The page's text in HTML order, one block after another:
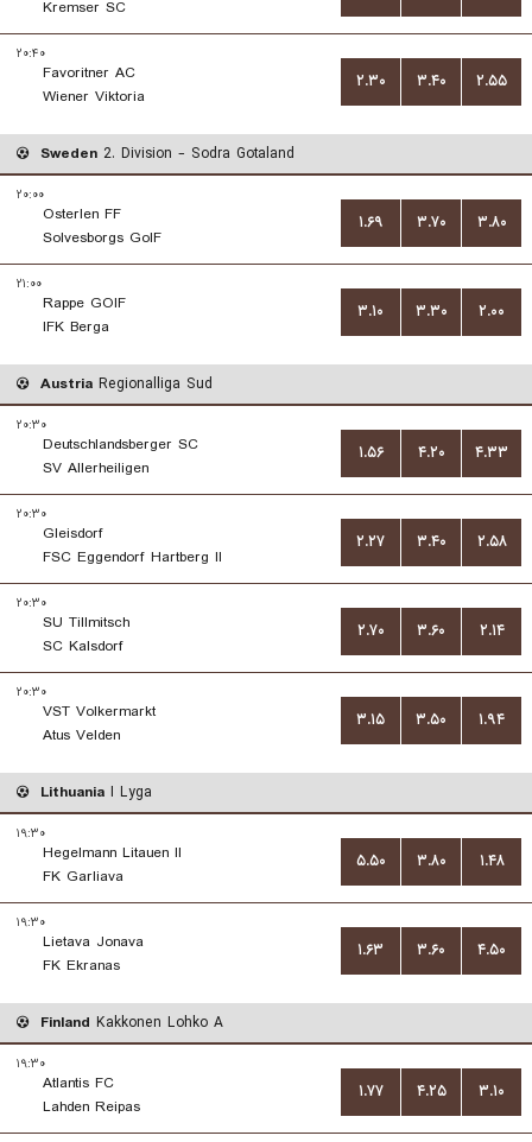
Kremser SC
۲۰:۴۰
Favoritner AC
Wiener Viktoria
۲.۳۰ ۳.۴۰ ۲.۵۵
Sweden 2. Division - Sodra Gotaland
۲۰:۰۰
Osterlen FF
Solvesborgs GoIF
۱.۶۹ ۳.۷۰ ۳.۸۰
۲۱:۰۰
Rappe GOIF
IFK Berga
۳.۱۰ ۳.۳۰ ۲.۰۰
Austria Regionalliga Sud
۲۰:۳۰
Deutschlandsberger SC
SV Allerheiligen
۱.۵۶ ۴.۲۰ ۴.۳۳
۲۰:۳۰
Gleisdorf
FSC Eggendorf Hartberg II
۲.۲۷ ۳.۴۰ ۲.۵۸
۲۰:۳۰
SU Tillmitsch
SC Kalsdorf
۲.۷۰ ۳.۶۰ ۲.۱۴
۲۰:۳۰
VST Volkermarkt
Atus Velden
۳.۱۵ ۳.۵۰ ۱.۹۴
Lithuania I Lyga
۱۹:۳۰
Hegelmann Litauen II
FK Garliava
۵.۵۰ ۳.۸۰ ۱.۴۸
۱۹:۳۰
Lietava Jonava
FK Ekranas
۱.۶۳ ۳.۶۰ ۴.۵۰
Finland Kakkonen Lohko A
۱۹:۳۰
Atlantis FC
Lahden Reipas
۱.۷۷ ۴.۲۵ ۳.۱۰